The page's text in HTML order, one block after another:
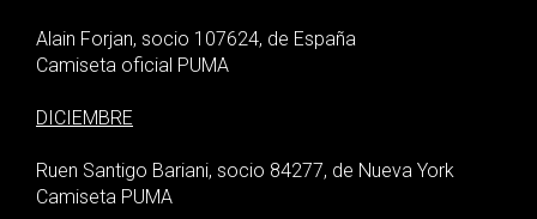
Alain Forjan, socio 107624, de España
Camiseta oficial PUMA
DICIEMBRE
Ruen Santigo Bariani, socio 84277, de Nueva York
Camiseta PUMA